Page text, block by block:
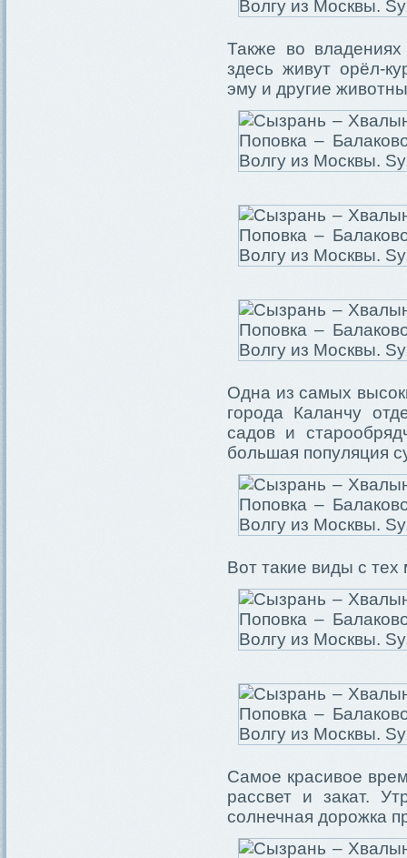
Также во
здесь живут орёл-
эму и другие
Одна из самых
города Каланчу
садов и
большая популяция
Вот такие виды с
Самое красивое
рассвет и закат.
солнечная дорожка